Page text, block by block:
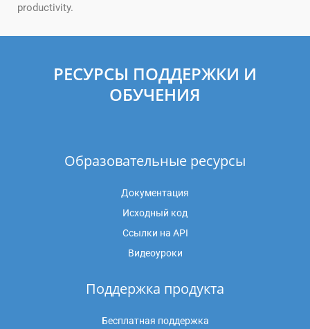
productivity.
РЕСУРСЫ ПОДДЕРЖКИ И
ОБУЧЕНИЯ
Образовательные ресурсы
Документация
Исходный код
Ссылки на API
Видеоуроки
Поддержка продукта
Бесплатная поддержка